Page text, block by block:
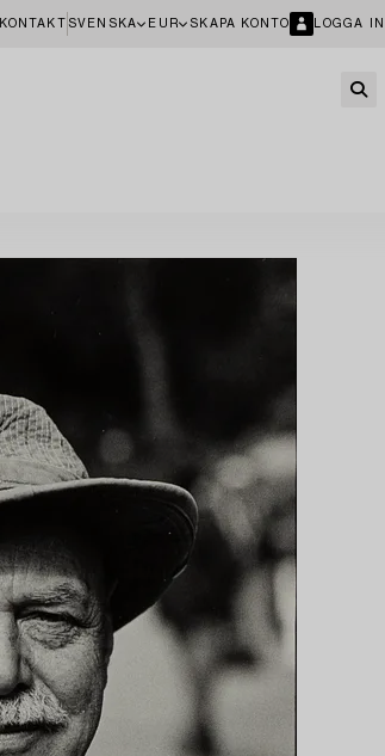
KONTAKT SVENSKA EUR SKAPA KONTO LOGGA IN